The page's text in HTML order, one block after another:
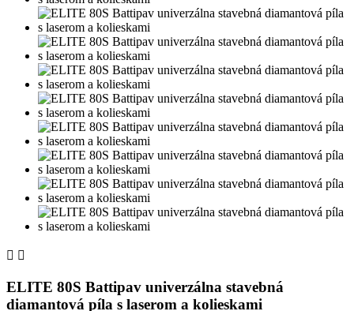
 
ELITE 80S Battipav univerzálna stavebná
diamantová píla s laserom a kolieskami